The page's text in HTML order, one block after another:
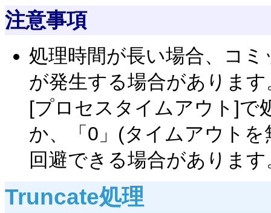
注意事項
処理時間が長い場合、コ
が発生する場合がありま
[プロセスタイムアウト]で
か、「0」(タイムアウト
回避できる場合があります
Truncate処理